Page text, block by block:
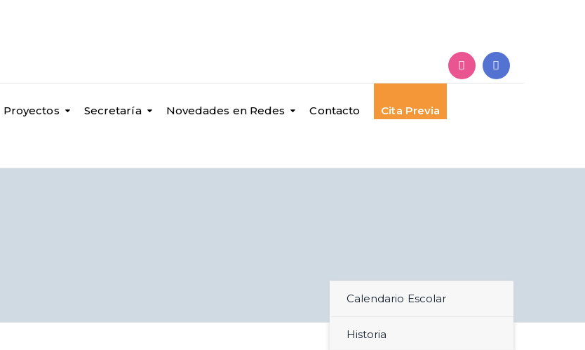
Proyectos Secretaría Novedades en Redes Contacto Cita Previa
Calendario Escolar
Historia